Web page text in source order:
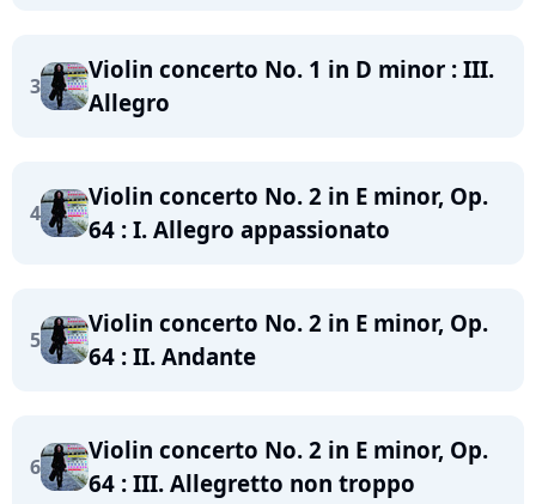
3
Violin concerto No. 1 in D minor : III.
Allegro
4
Violin concerto No. 2 in E minor, Op.
64 : I. Allegro appassionato
5
Violin concerto No. 2 in E minor, Op.
64 : II. Andante
6
Violin concerto No. 2 in E minor, Op.
64 : III. Allegretto non troppo